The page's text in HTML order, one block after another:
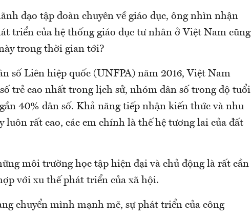
đạo tập đoàn chuyên về giáo dục, ông nhìn nhận
triển của hệ thống giáo dục tư nhân ở Việt Nam cũng
trong thời gian tới?
số Liên hiệp quốc (UNFPA) năm 2016, Việt Nam
trẻ cao nhất trong lịch sử, nhóm dân số trong độ tuổi
40% dân số. Khả năng tiếp nhận kiến thức và nhu
luôn rất cao, các em chính là thế hệ tương lai của đất
môi trường học tập hiện đại và chủ động là rất cần
với xu thế phát triển của xã hội.
chuyển mình mạnh mẽ, sự phát triển của công